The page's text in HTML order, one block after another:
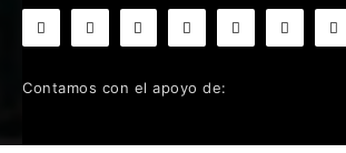
Contamos con el apoyo de: